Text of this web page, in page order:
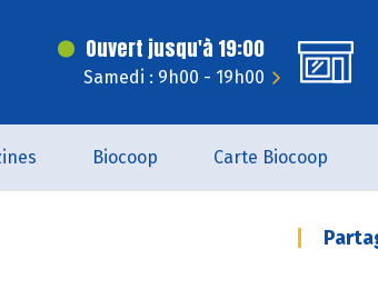
Ouvert jusqu'à 19:00
Samedi : 9h00 - 19h00
Biocoop Carte Biocoop